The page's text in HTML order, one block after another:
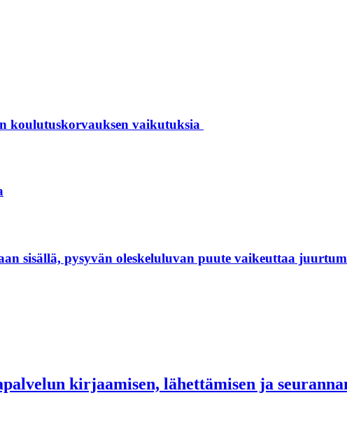
koulutuskorvauksen vaikutuksia
sisällä, pysyvän oleskeluluvan puute vaikeuttaa
kirjaamisen, lähettämisen ja